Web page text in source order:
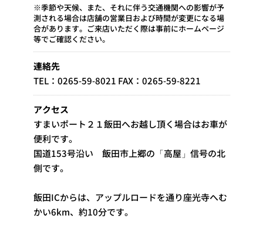
※季節や天候、また、それに伴う交通機関への影響が予
測される場合は店舗の営業日および時間が変更になる場
合があります。ご来店いただく際は事前にホームページ
等でご確認ください。
連絡先
TEL：0265-59-8021 FAX：0265-59-8221
アクセス
すまいポート２１飯田へお越し頂く場合はお車が
便利です。
国道153号沿い 飯田市上郷の「高屋」信号の北
側です。
飯田ICからは、アップルロードを通り座光寺へむ
かい6km、約10分です。